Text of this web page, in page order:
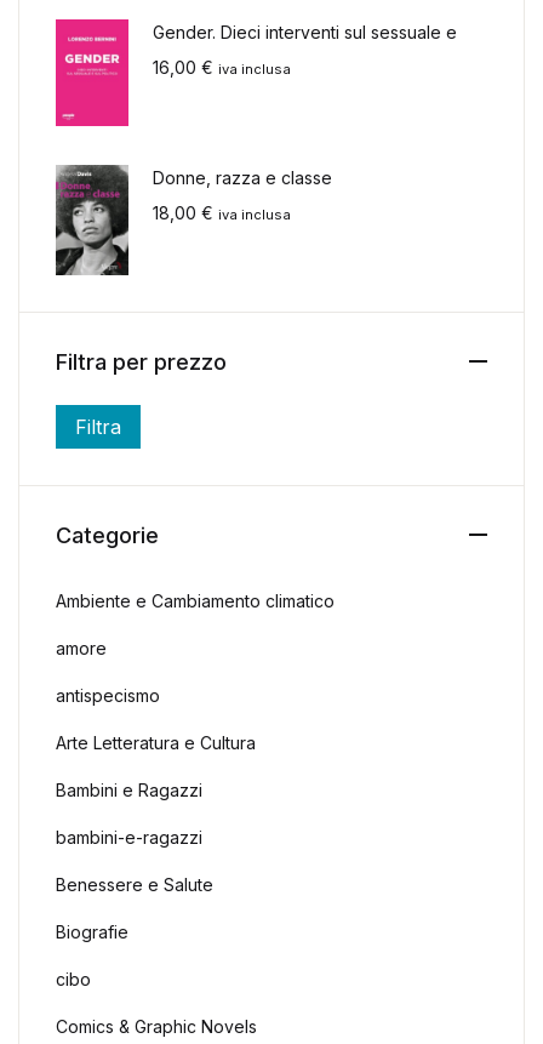
Gender. Dieci interventi sul sessuale e
16,00 € iva inclusa
Donne, razza e classe
18,00 € iva inclusa
Filtra per prezzo
Prezzo Min
Prezzo Max
Filtra
Categorie
Ambiente e Cambiamento climatico
amore
antispecismo
Arte Letteratura e Cultura
Bambini e Ragazzi
bambini-e-ragazzi
Benessere e Salute
Biografie
cibo
Comics & Graphic Novels